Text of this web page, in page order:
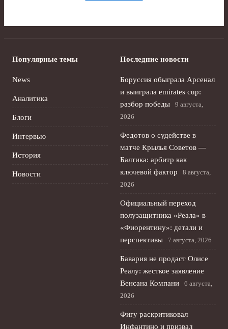
Популярные темы
News
Аналитика
Блоги
Интервью
История
Новости
Последние новости
Боруссия обыграла Арсенал
и выиграла emirates cup:
разбор победы
9 августа,
2026
Федотов о судействе в
матче Крылья Советов —
Балтика: арбитр как
ключевой фактор
8 августа,
2026
Официальный переход
полузащитника «Реала» в
«Фиорентину»: детали и
перспективы
7 августа, 2026
Бавария не продаст Олисе
Реалу: жесткое заявление
Венсана Компани
6 августа,
2026
Фигу раскритиковал
Инфантино и призвал